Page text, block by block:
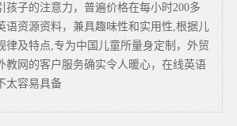
孩子的注意力，普遍价格在每小时200多
语资源资料，兼具趣味性和实用性,根据儿
律及特点,专为中国儿童所量身定制，外贸
教网的客户服务确实令人暖心，在线英语
太容易具备